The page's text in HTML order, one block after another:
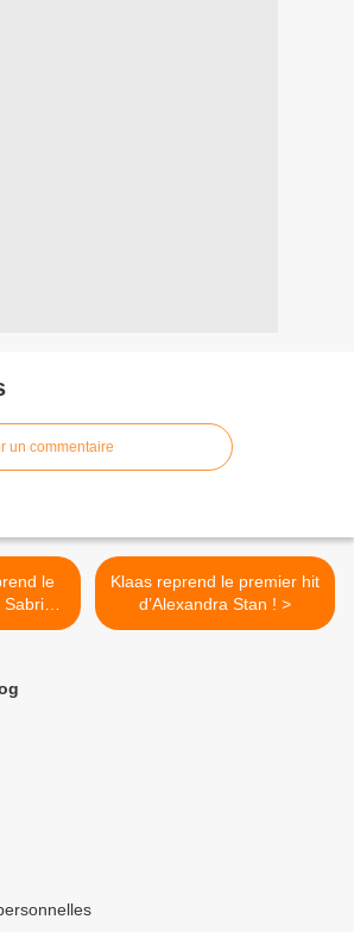
un commentaire
Klaas reprend le premier hit
d’Alexandra Stan ! >